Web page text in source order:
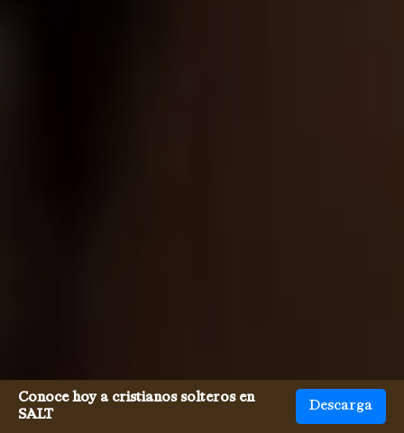
Conoce hoy a cristianos solteros en
SALT
Descarga